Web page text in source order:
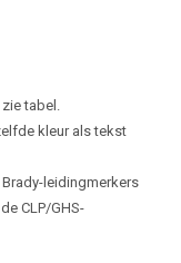
tabel.
kleur als tekst
leidingmerkers
CLP/GHS-